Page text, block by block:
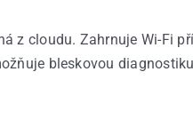
z cloudu. Zahrnuje Wi-Fi
bleskovou diagnostiku